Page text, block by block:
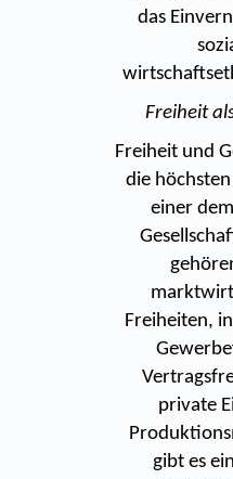
das
Freiheit
Freiheit und
die
einer
Freiheiten,
private
gibt es